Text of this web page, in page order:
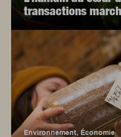
transactions
Environnement,Économie